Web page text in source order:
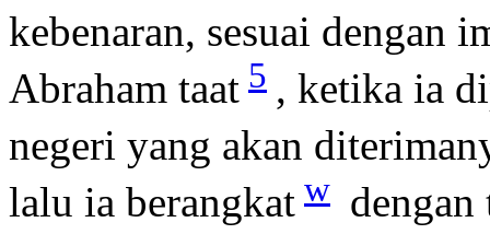
kebenaran, sesuai dengan
Abraham taat 5 , ketika ia
negeri yang akan
lalu ia berangkat w